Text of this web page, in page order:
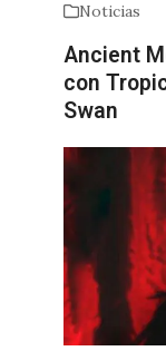
Noticias
Ancient
con
Swan